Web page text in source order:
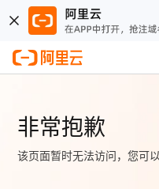
非常抱歉
该页面暂时无法访问，您可